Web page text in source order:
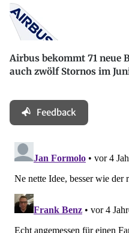
Airbus bekommt 71 neue
auch zwölf Stornos im
Feedback